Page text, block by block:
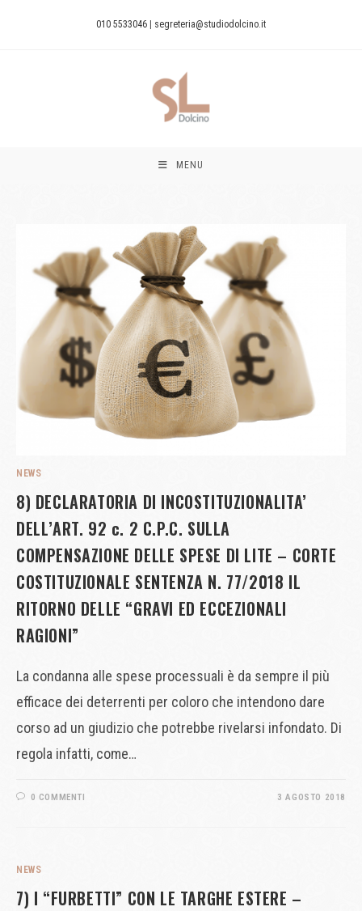
010 5533046 segreteria@studiodolcino.it
MENU
NEWS
8) DECLARATORIA DI INCOSTITUZIONALITA’
DELL’ART. 92 c. 2 C.P.C. SULLA
COMPENSAZIONE DELLE SPESE DI LITE – CORTE
COSTITUZIONALE SENTENZA N. 77/2018 IL
RITORNO DELLE “GRAVI ED ECCEZIONALI
RAGIONI”
La condanna alle spese processuali è da sempre il più
efficace dei deterrenti per coloro che intendono dare
corso ad un giudizio che potrebbe rivelarsi infondato. Di
regola infatti, come…
0 COMMENTI 3 AGOSTO 2018
NEWS
7) I “FURBETTI” CON LE TARGHE ESTERE –